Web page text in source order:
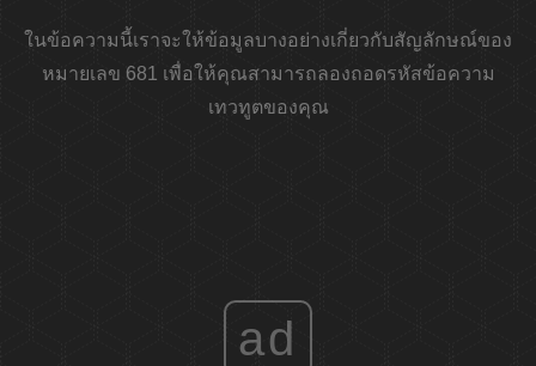
ในข้อความนี้เราจะให้ข้อมูลบางอย่างเกี่ยวกับสัญลักษณ์ของ
หมายเลข 681 เพื่อให้คุณสามารถลองถอดรหัสข้อความ
เทวทูตของคุณ
ad